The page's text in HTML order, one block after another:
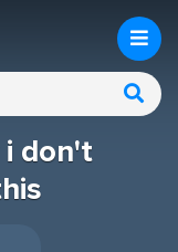
i don't